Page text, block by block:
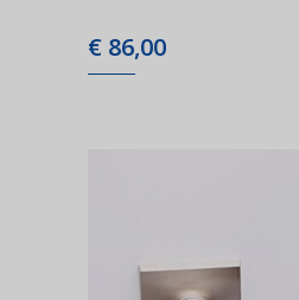
€ 86,00